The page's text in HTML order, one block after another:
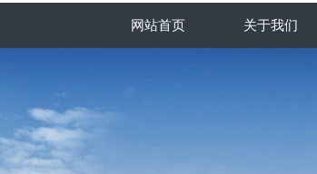
网站首页 关于我们